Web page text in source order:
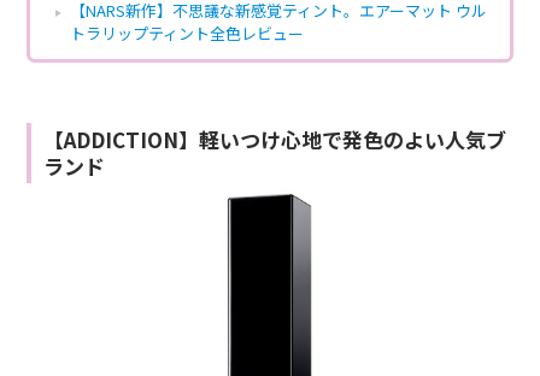
【NARS新作】不思議な新感覚ティント。エアーマット ウル
トラリップティント全色レビュー
【ADDICTION】軽いつけ心地で発色のよい人気ブ
ランド